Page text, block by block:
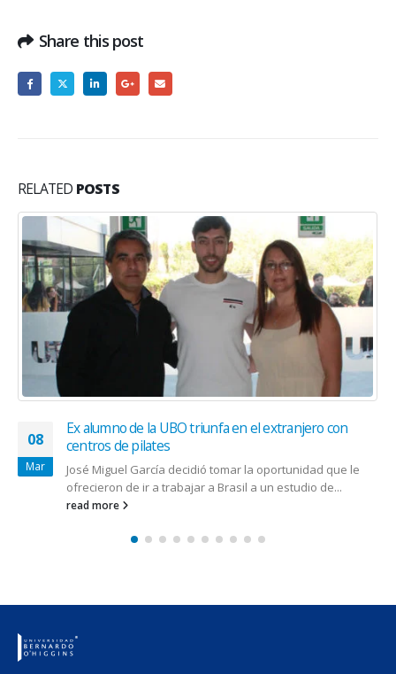
Share this post
RELATED POSTS
08
Mar
Ex alumno de la UBO triunfa en el extranjero con
centros de pilates
José Miguel García decidió tomar la oportunidad que le
ofrecieron de ir a trabajar a Brasil a un estudio de...
read more